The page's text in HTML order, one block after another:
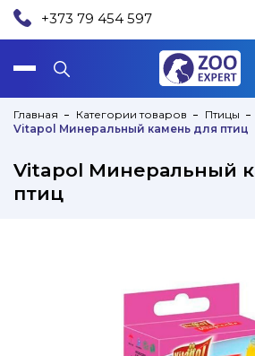
+373 79 454 597
Главная Категории товаров Птицы
Vitapol Минеральный камень для птиц
Vitapol Минеральный
птиц